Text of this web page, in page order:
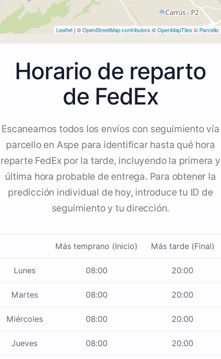
Leaflet | ©OpenStreetMap contributors ©OpenMapTiles © Parcello
Horario de reparto
de FedEx
Escaneamos todos los envíos con seguimiento vía
parcello en Aspe para identificar hasta qué hora
reparte FedEx por la tarde, incluyendo la primera y
última hora probable de entrega. Para obtener la
predicción individual de hoy, introduce tu ID de
seguimiento y tu dirección.
Más temprano (Inicio) Más tarde (Final)
Lunes 08:00 20:00
Martes 08:00 20:00
Miércoles 08:00 20:00
Jueves 08:00 20:00